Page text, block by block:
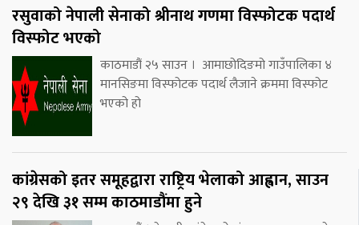
रसुवाको नेपाली सेनाको श्रीनाथ गणमा विस्फोटक पदार्थ
विस्फोट भएको
काठमाडौं २५ साउन । आमाछोदिङमो गाउँपालिका ४
मानसिङमा विस्फोटक पदार्थ लैजाने क्रममा विस्फोट
भएको हो
कांग्रेसको इतर समूहद्वारा राष्ट्रिय भेलाको आह्वान, साउन
२९ देखि ३१ सम्म काठमाडौंमा हुने